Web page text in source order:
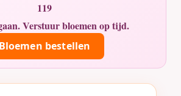
119
Verstuur bloemen op tijd.
Bloemen bestellen